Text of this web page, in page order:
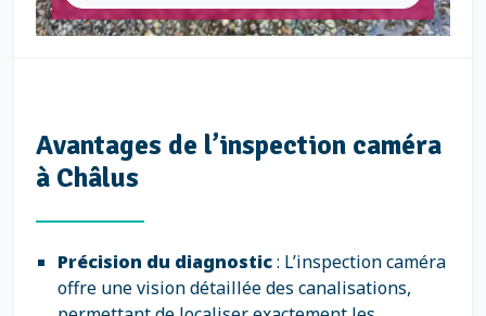
Avantages de l’inspection caméra
à Châlus
Précision du diagnostic: L’inspection caméra
offre une vision détaillée des canalisations,